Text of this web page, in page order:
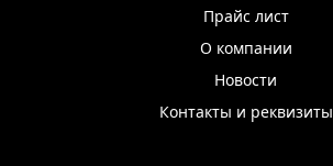
Прайс лист
О компании
Новости
Контакты и реквизиты